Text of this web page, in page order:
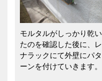
モルタルがしっかり乾い
たのを確認した後に、レ
ナラックにて外壁にパタ
ーンを付けていきます。